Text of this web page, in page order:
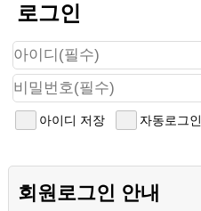
로그인
아이디 저장 자동로그인
회원로그인 안내